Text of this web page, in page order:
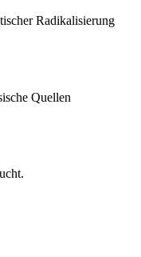
Radikalisierung
Quellen